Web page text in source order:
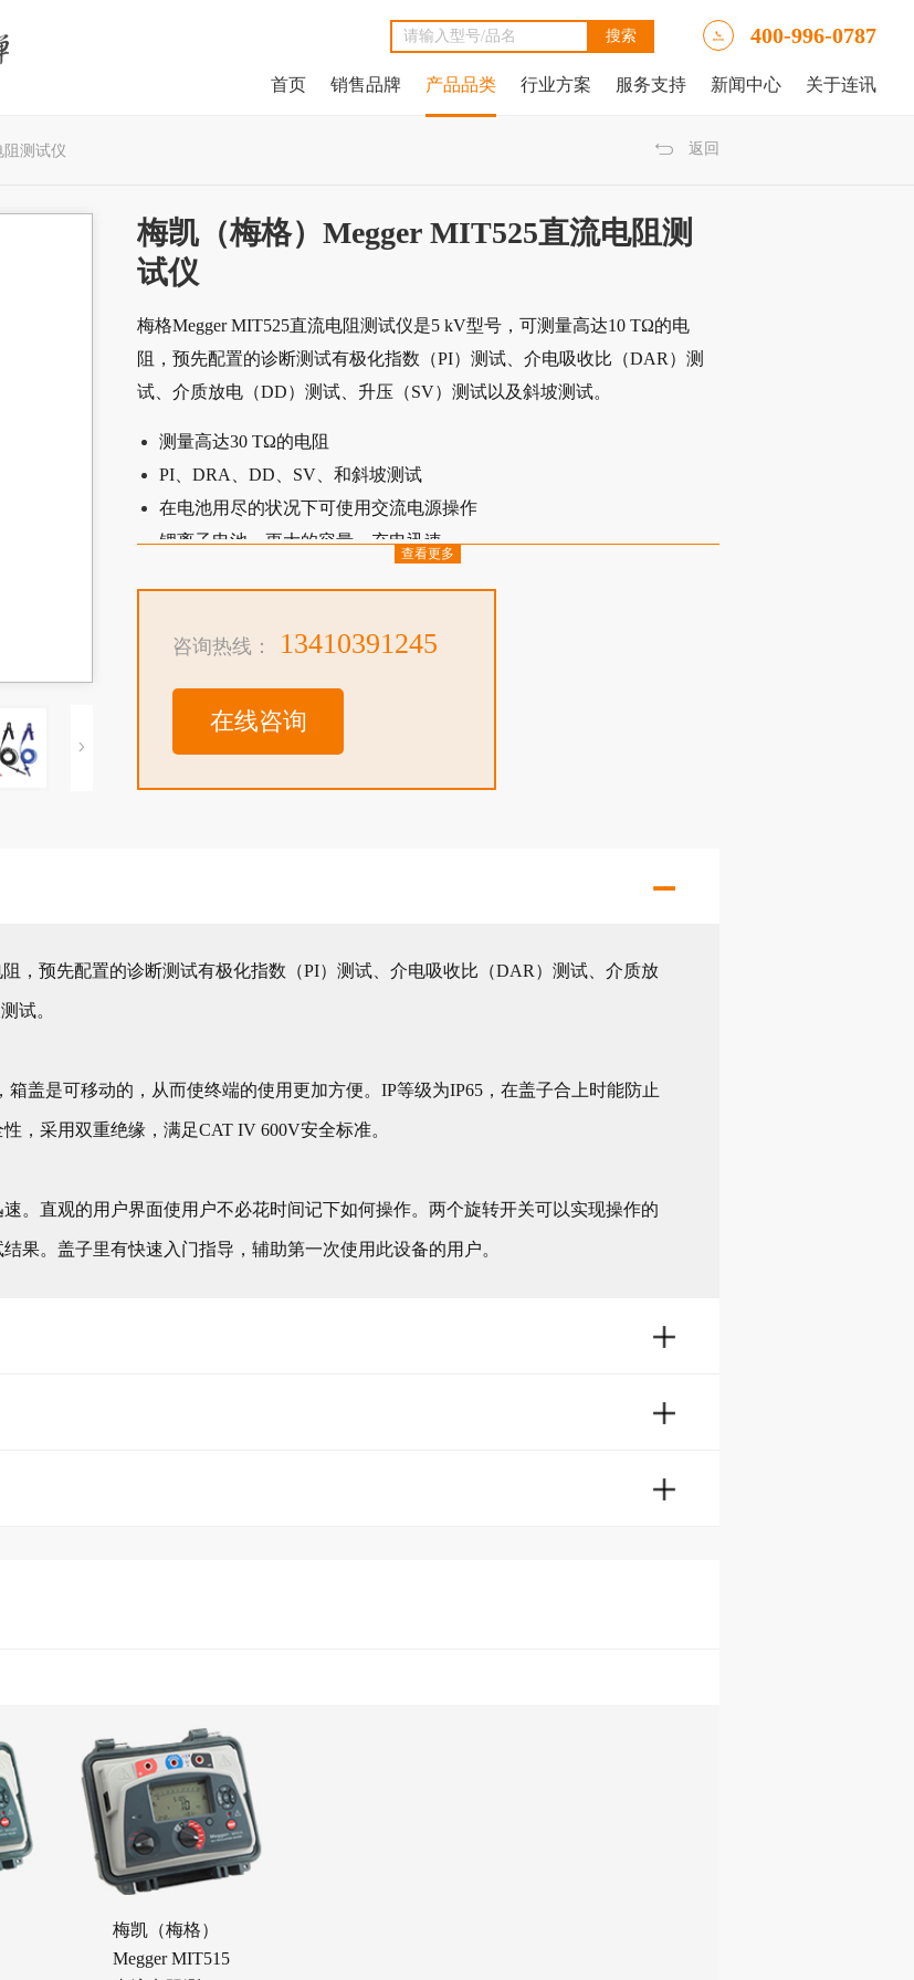
400-996-0787
首页 销售品牌 产品品类 行业方案 服务支持 新闻中心 关于连讯
阻测试仪 返回
梅凯（梅格）Megger MIT525直流电阻测
试仪
梅格Megger MIT525直流电阻测试仪是5 kV型号，可测量高达10 TΩ的电
阻，预先配置的诊断测试有极化指数（PI）测试、介电吸收比（DAR）测
试、介质放电（DD）测试、升压（SV）测试以及斜坡测试。
测量高达30 TΩ的电阻
PI、DRA、DD、SV、和斜坡测试
在电池用尽的状况下可使用交流电源操作
锂离子电池 – 更大的容量，充电迅速
查看更多
咨询热线： 13410391245
在线咨询
，预先配置的诊断测试有极化指数（PI）测试、介电吸收比（DAR）测试、介质放
试。
盖是可移动的，从而使终端的使用更加方便。IP等级为IP65，在盖子合上时能防止
，采用双重绝缘，满足CAT IV 600V安全标准。
。直观的用户界面使用户不必花时间记下如何操作。两个旋转开关可以实现操作的
果。盖子里有快速入门指导，辅助第一次使用此设备的用户。
梅凯（梅格）
Megger MIT515